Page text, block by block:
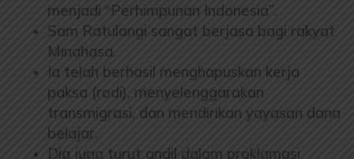
menjadi “Perhimpunan Indonesia”.
Sam Ratulangi sangat berjasa bagi rakyat
Minahasa.
Ia telah berhasil menghapuskan kerja
paksa (rodi), menyelenggarakan
transmigrasi, dan mendirikan yayasan dana
belajar.
Dia juga turut andil dalam proklamasi